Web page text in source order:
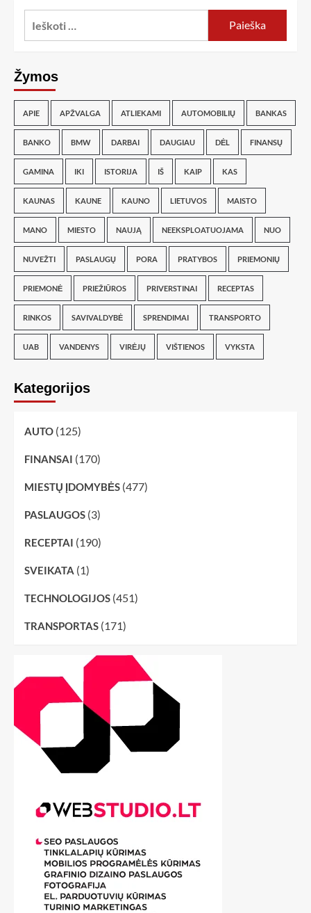
Žymos
APIE APŽVALGA ATLIEKAMI AUTOMOBILIŲ BANKAS
BANKO BMW DARBAI DAUGIAU DĖL FINANSŲ
GAMINA IKI ISTORIJA IŠ KAIP KAS
KAUNAS KAUNE KAUNO LIETUVOS MAISTO
MANO MIESTO NAUJĄ NEEKSPLOATUOJAMA NUO
NUVEŽTI PASLAUGŲ PORA PRATYBOS PRIEMONIŲ
PRIEMONĖ PRIEŽIŪROS PRIVERSTINAI RECEPTAS
RINKOS SAVIVALDYBĖ SPRENDIMAI TRANSPORTO
UAB VANDENYS VIRĖJŲ VIŠTIENOS VYKSTA
Kategorijos
AUTO (125)
FINANSAI (170)
MIESTŲ ĮDOMYBĖS (477)
PASLAUGOS (3)
RECEPTAI (190)
SVEIKATA (1)
TECHNOLOGIJOS (451)
TRANSPORTAS (171)